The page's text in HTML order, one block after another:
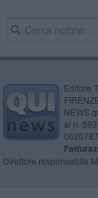
Editore
NEWS
al n.
Direttore responsabile